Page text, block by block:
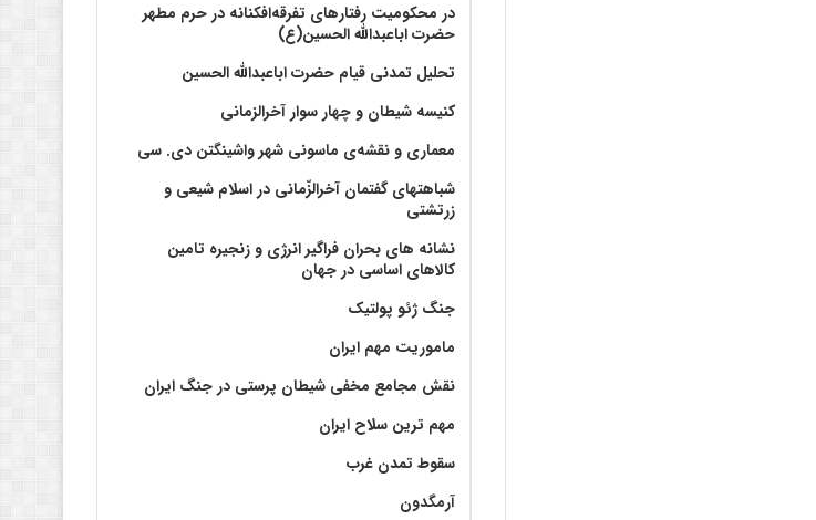
در محکومیت رفتارهای تفرقه‌افکنانه در حرم مطهر
حضرت اباعبدالله الحسین(ع)
تحلیل تمدنی قیام حضرت اباعبدالله الحسین
کنیسه شیطان و چهار سوار آخرالزمانی
معماری و نقشه‌ی ماسونی شهر واشينگتن دی. سی
شباهتهای گفتمان آخر‌الزّمانی در اسلام شیعی و
زرتشتی
نشانه های بحران فراگیر انرژی و زنجیره تامین
کالاهای اساسی در جهان
جنگ ژئو پولتیک
ماموریت مهم ایران
نقش مجامع مخفی شیطان پرستی در جنگ ایران
مهم ترین سلاح ایران
سقوط تمدن غرب
آرمگدون